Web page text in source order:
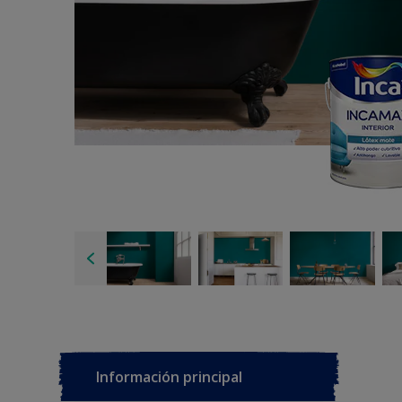
Información principal